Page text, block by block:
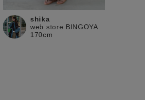
shika
web store BINGOYA
170cm